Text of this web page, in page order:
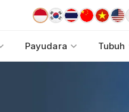
Payudara Tubuh